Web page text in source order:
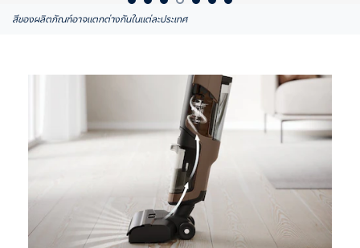
สีของผลิตภัณฑ์อาจแตกต่างกันในแต่ละประเทศ